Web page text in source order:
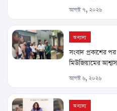
আগস্ট ৭, ২০২৬
অন্যান্য
সংবাদ প্রকাশের
মিউজিয়ামের আশ্বাস
আগস্ট ৬, ২০২৬
অন্যান্য